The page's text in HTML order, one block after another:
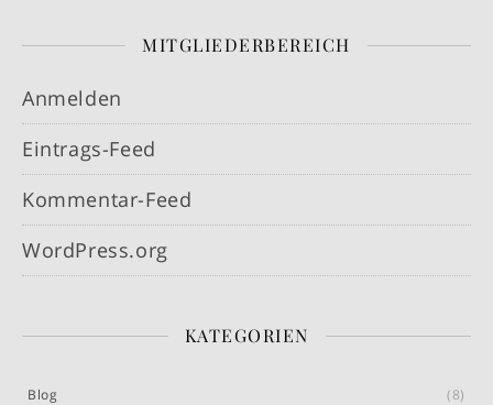
MITGLIEDERBEREICH
Anmelden
Eintrags-Feed
Kommentar-Feed
WordPress.org
KATEGORIEN
Blog (8)